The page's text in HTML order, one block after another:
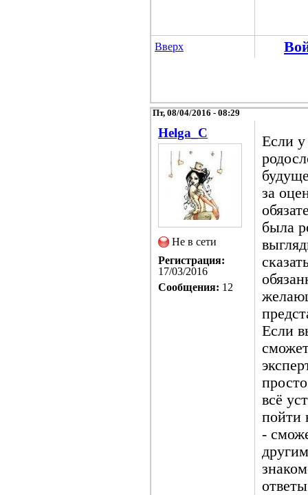
Вверх
Пт, 08/04/2016 - 08:29
Helga_C
Не в сети
Регистрация:
17/03/2016
Сообщения: 12
Если у
за
была
Если
всё
пойти
-